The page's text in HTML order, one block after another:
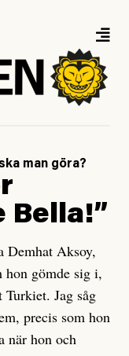
man göra?
Bella!”
Demhat Aksoy,
hon gömde sig i,
Jag såg
precis som hon
när hon och